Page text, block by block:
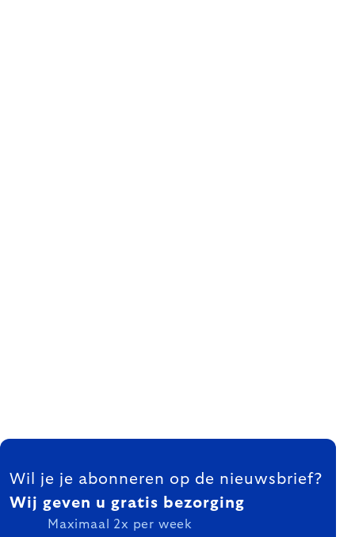
FOOTER
Wil je je abonneren op de nieuwsbrief?
Wij geven u gratis bezorging
Maximaal 2x per week